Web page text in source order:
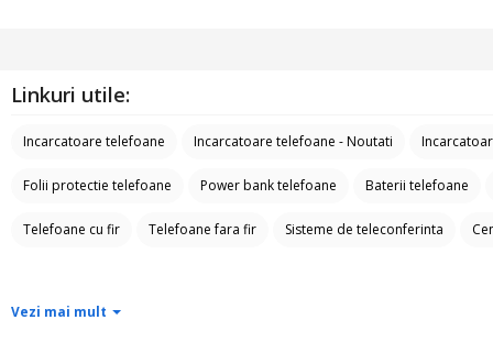
Linkuri utile:
Incarcatoare telefoane Incarcatoare telefoane - Noutati
Folii protectie telefoane Power bank telefoane Baterii telefoane
Telefoane cu fir Telefoane fara fir Sisteme de teleconferinta
Vezi mai mult